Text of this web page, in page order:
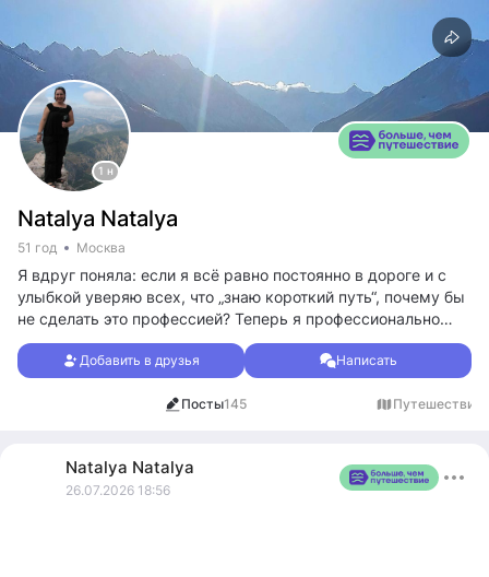
1 н
Natalya Natalya
51 год Москва
Я вдруг поняла: если я всё равно постоянно в дороге и с
улыбкой уверяю всех, что „знаю короткий путь“, почему бы
не сделать это профессией? Теперь я профессионально
сопровождаю вас в мир путешествий.
Видео можно смотреть здесь
ТКhttps://t.me/tusya_trips
https://vk.ru/id295406886
Добавить в друзья Написать
Посты145 Путешествия
Natalya Natalya
26.07.2026 18:56